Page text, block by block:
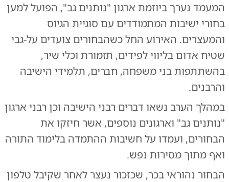
המעמד נערך ביוזמת ארגון "נותנים גב", הפועל למען
בחורי ישיבות המתמודדים עם סוגיית הגיוס
והמעצרים. האירוע החל כשהבחורים צועדים על-גבי
שטיח אדום בליווי לפידים, תזמורת וכלי שיר,
בהשתתפות בני משפחה, חברים, תלמידי הישיבה
והרבנים.
במהלך הערב נשאו דברים רבני הישיבה וכן רבני ארגון
"נותנים גב" וארגונים נוספים, אשר חיזקו את
הבחורים, ועמדו על חשיבות ההתמדה בלימוד התורה
ואף מתוך מסירות נפש.
הבחור נהוראי בכר, שכזכור נעצר לאחר שקיבל טלפון